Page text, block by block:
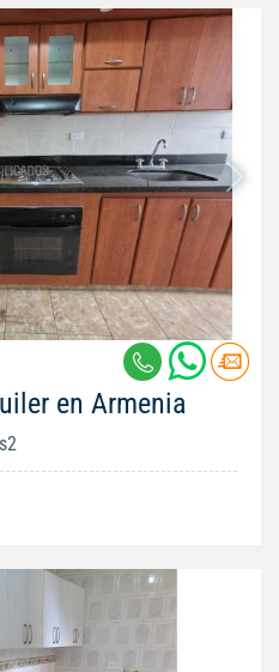
en Armenia